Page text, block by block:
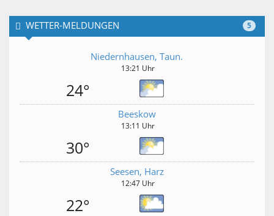
5
WETTER-MELDUNGEN
Niedernhausen, Taun.
13:21 Uhr
24°
Beeskow
13:11 Uhr
30°
Seesen, Harz
12:47 Uhr
22°